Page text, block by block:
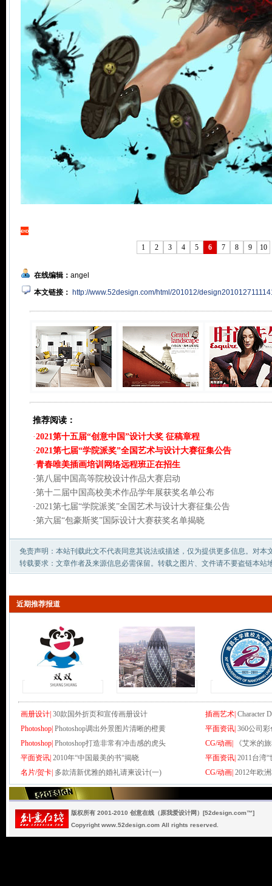
1 2 3 4 5 6 7 8 9 10
在线编辑： angel
本文链接：
http://www.52design.com/html/201012/
推荐阅读：
·2021第十五届“创意中国”设计大奖 征稿章程
·2021第七届“学院派奖”全国艺术与设计大赛征集公告
·青春唯美插画培训网络远程班正在招生
·第八届中国高等院校设计作品大赛启动
·第十二届中国高校美术作品学年展获奖名单公布
·2021第七届“学院派奖”全国艺术与设计大赛征集公告
·第六届“包豪斯奖”国际设计大赛获奖名单揭晓
免责声明：本站刊载此文不代表同意其说法或描述，仅为提供更多信息。对本
转载要求：文章作者及来源信息必需保留。转载之图片、文件请不要盗链本站
近期推荐报道
画册设计| 30款国外折页和宣传画册设计 插画艺术| Character
Photoshop| Photoshop调出外景图片清晰的橙黄 平面资讯| 360公司
Photoshop| Photoshop打造非常有冲击感的虎头 CG/动画|
《艾米的
平面资讯| 2010年“中国最美的书“揭晓 平面资讯| 2011台湾
名片/贺卡| 多款清新优雅的婚礼请柬设计(一) CG/动画| 2012年欧
版权所有 2001-2010 创意在线（原我爱设计网）[52design.com™]
Copyright www.52design.com All rights reserved.